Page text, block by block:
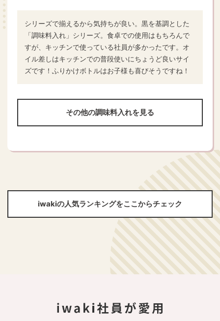
シリーズで揃えるから気持ちが良い。黒を基調とした
「調味料入れ」シリーズ。食卓での使用はもちろんで
すが、キッチンで使っている社員が多かったです。オ
イル差しはキッチンでの普段使いにちょうど良いサイ
ズです！ふりかけボトルはお子様も喜びそうですね！
その他の調味料入れを見る
iwakiの人気ランキングをここからチェック